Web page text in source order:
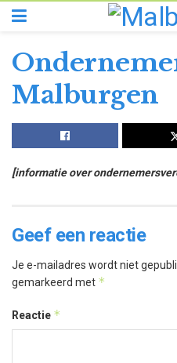
Malburgen
[informatie over
Geef een reactie
Je e-mailadres wordt niet
gemarkeerd met *
Reactie *